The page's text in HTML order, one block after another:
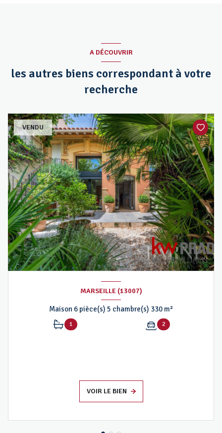
A DÉCOUVRIR
les autres biens correspondant à votre
recherche
VENDU
MARSEILLE (13007)
Maison 6 pièce(s) 5 chambre(s) 330 m²
1 2
VOIR LE BIEN